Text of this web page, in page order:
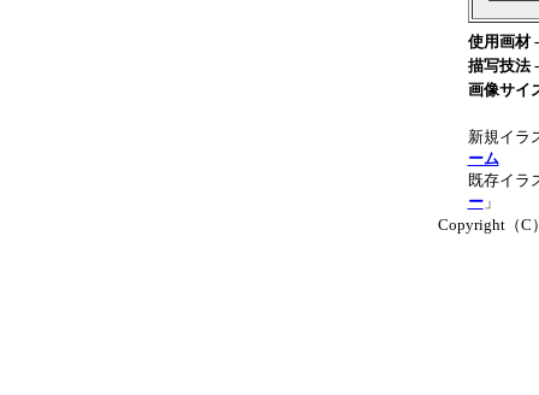
使用画材
描写技法
画像サイ
新規イラ
ーム
既存イラ
ー」
Copyright（C